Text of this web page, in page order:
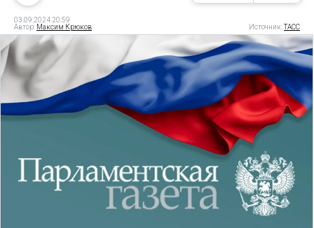
03.09.2024 20:59
Автор: Максим Крюков Источник:ТАСС